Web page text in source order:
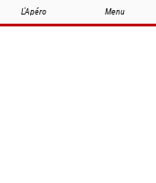
L'Apéro Menu